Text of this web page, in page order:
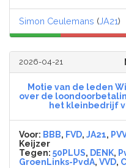
Simon Ceulemans (JA21)
2026-04-21
Motie van de leden
over de
het kleinbedrijf
Voor: BBB, FVD, JA21, PVV
Keijzer
Tegen: 50PLUS, DENK,
GroenLinks-PvdA, VVD,